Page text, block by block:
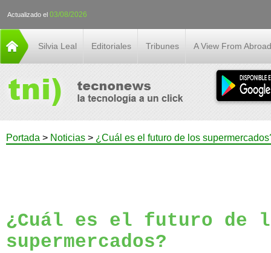
Actualizado el 03/08/2026
Silvia Leal Editoriales Tribunes A View From Abroad
Portada > Noticias > ¿Cuál es el futuro de los
¿Cuál es el futuro de
supermercados?